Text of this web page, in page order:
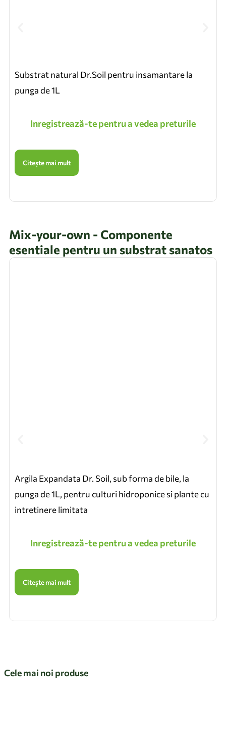
Substrat natural Dr.Soil pentru insamantare la
punga de 1L
Inregistrează-te pentru a vedea preturile
Citește mai mult
Mix-your-own - Componente
esentiale pentru un substrat sanatos
Argila Expandata Dr. Soil, sub forma de bile, la
punga de 1L, pentru culturi hidroponice si plante cu
intretinere limitata
Inregistrează-te pentru a vedea preturile
Citește mai mult
Cele mai noi produse